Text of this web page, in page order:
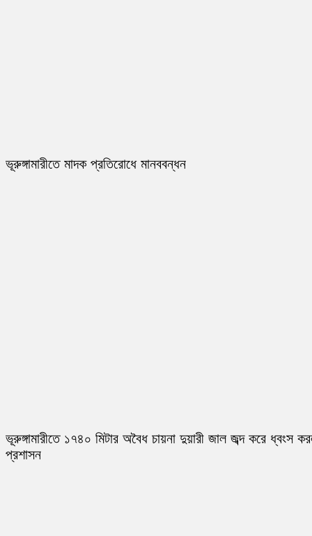
ভূরুঙ্গামারীতে মাদক প্রতিরোধে মানববন্ধন
ভূরুঙ্গামারীতে ১৭৪০ মিটার অবৈধ চায়না দুয়ারী জাল জব্দ করে ধ্বংস
প্রশাসন